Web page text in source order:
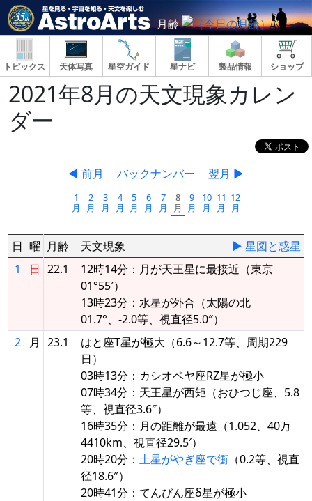
月齢
トピックス 天体写真 星空ガイド 星ナビ 製品情報 ショップ
2021年8月の天文現象カレン
ダー
◀ 前月 バックナンバー 翌月 ▶
1
月
2
月
3
月
4
月
5
月
6
月
7
月
8
月
9
月
10
月
11
月
12
月
日 曜 月齢 天文現象
▶ 星図と惑星
1
日 22.1
12時14分：月が天王星に最接近（東京
01°55′）
13時23分：水星が外合（太陽の北
01.7°、-2.0等、視直径5.0″）
2
月 23.1
はと座T星が極大（6.6～12.7等、周期229
日）
03時13分：カシオペヤ座RZ星が極小
07時34分：天王星が西矩（おひつじ座、5.8
等、視直径3.6″）
16時35分：月の距離が最遠（1.052、40万
4410km、視直径29.5′）
20時20分： 土星がやぎ座で衝 （0.2等、視直
径18.6″）
20時41分：てんびん座δ星が極小